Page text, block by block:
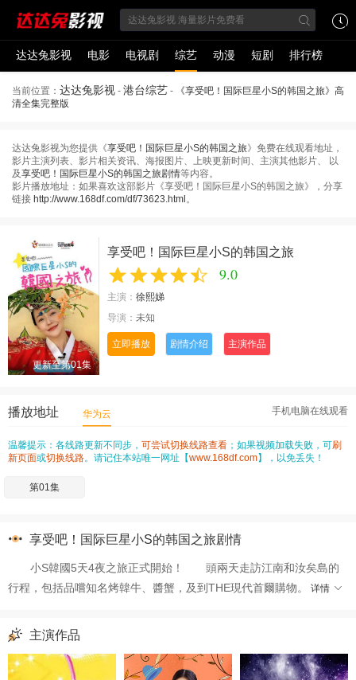
达达兔影视 电影 电视剧 综艺 动漫 短剧 排行榜
当前位置： 达达兔影视 - 港台综艺 -
《享受吧！国际巨星小S的韩国之旅》高
清全集完整版
达达兔影视为您提供《享受吧！国际巨星小S的韩国之旅》免费在线观看地址，
影片主演列表、影片相关资讯、海报图片、上映更新时间、主演其他影片、 以
及享受吧！国际巨星小S的韩国之旅剧情等内容。
影片播放地址：如果喜欢这部影片《享受吧！国际巨星小S的韩国之旅》，分享
链接 http://www.168df.com/df/73623.html 。
更新至第01集
享受吧！国际巨星小S的韩国之旅
9.0
主演： 徐熙娣
导演： 未知
立即播放 剧情介绍 主演作品
手机电脑在线观看
播放地址 华为云
温馨提示：各线路更新不同步， 可尝试切换线路查看 ；如果视频加载失败，可刷
新页面或切换线路。请记住本站唯一网址【www.168df.com】，以免丢失！
第01集
享受吧！国际巨星小S的韩国之旅剧情
小S韓國5天4夜之旅正式開始！ 頭兩天走訪江南和汝矣島的
行程，包括品嚐知名烤韓牛、醬蟹，及到THE現代首爾購物。
详情
主演作品